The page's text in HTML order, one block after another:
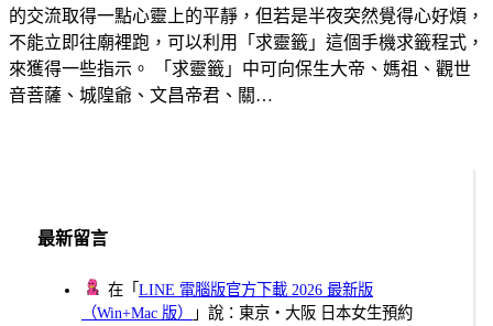
的交流取得一點心靈上的平靜，但若是半夜突然覺得心好煩，
不能立即往廟裡跑，可以利用「求靈籤」這個手機求籤程式，
來獲得一些指示。 「求靈籤」中可向保生大帝、媽祖、觀世
音菩薩、城隍爺、文昌帝君、關…
最新留言
在「LINE 電腦版官方下載 2026 最新版
（Win+Mac 版）
」說：東京・大阪 日本女生預約